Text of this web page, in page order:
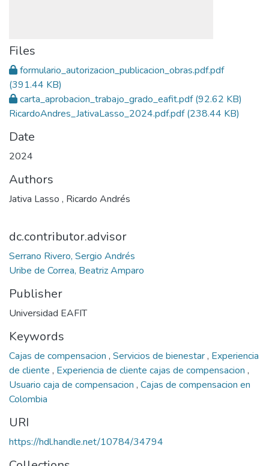
Files
formulario_autorizacion_publicacion_obras.pdf.pdf
(391.44 KB)
carta_aprobacion_trabajo_grado_eafit.pdf(92.62 KB)
RicardoAndres_JativaLasso_2024.pdf.pdf(238.44 KB)
Date
2024
Authors
Jativa Lasso , Ricardo Andrés
dc.contributor.advisor
Serrano Rivero, Sergio Andrés
Uribe de Correa, Beatriz Amparo
Publisher
Universidad EAFIT
Keywords
Cajas de compensacion , Servicios de bienestar, Experiencia
de cliente , Experiencia de cliente cajas de compensacion ,
Usuario caja de compensacion , Cajas de compensacion en
Colombia
URI
https://hdl.handle.net/10784/34794